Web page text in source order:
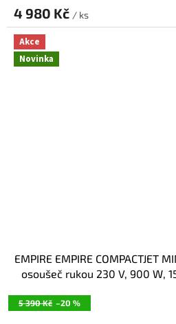
A
R
M
A
4 980 Kč / ks
Akce
Novinka
5 390 Kč –20 %
EMPIRE EMPIRE COMPACTJET
osoušeč rukou 230 V, 900 W,